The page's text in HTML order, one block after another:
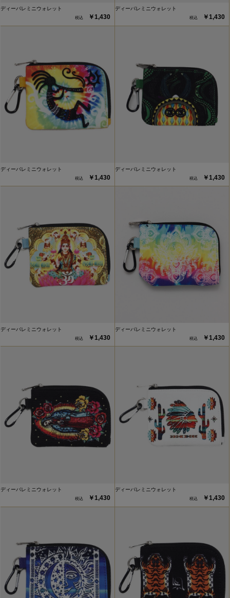
ディーバレミニウォレット
￥1,430
ディーバレミニウォレット
￥1,430
ディーバレミニウォレット
￥1,430
ディーバレミニウォレット
￥1,430
ディーバレミニウォレット
￥1,430
ディーバレミニウォレット
￥1,430
ディーバレミニウォレット
￥1,430
ディーバレミニウォレット
￥1,430